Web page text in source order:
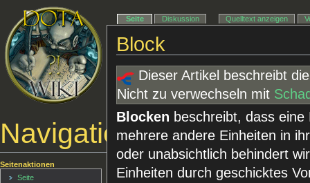
Block
Dieser Artikel beschreibt
Nicht zu verwechseln mit
Blocken beschreibt, dass
mehrere andere Einheiten in
oder unabsichtlich behindert
Einheiten durch geschicktes
Navigationsmenü
Seite Diskussion Quelltext anzeigen
Seitenaktionen
Seite